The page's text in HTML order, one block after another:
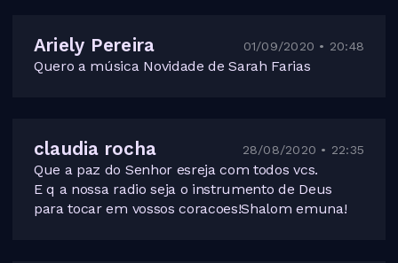
Ariely Pereira 01/09/2020 • 20:48
Quero a música Novidade de Sarah Farias
claudia rocha 28/08/2020 • 22:35
Que a paz do Senhor esreja com todos vcs.
E q a nossa radio seja o instrumento de Deus
para tocar em vossos coracoes!Shalom emuna!